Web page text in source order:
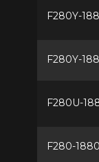
F280Y-
F280Y-
F280U-
F280-